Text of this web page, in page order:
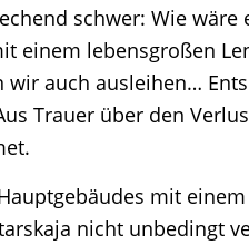
schwer: Wie
einem lebensgroßen
auch ausleihen…
Trauer über den
mit
nicht unbedingt